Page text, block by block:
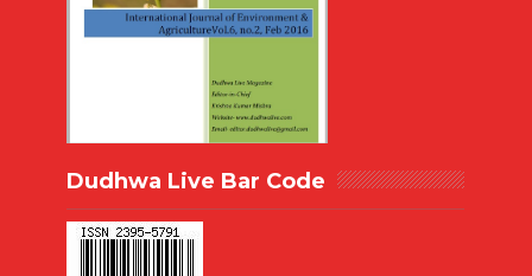
Dudhwa Live Bar Code